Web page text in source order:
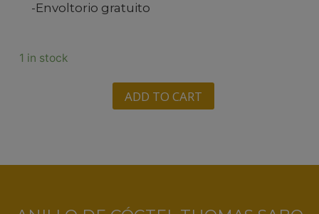
-Envoltorio gratuito
1 in stock
ADD TO CART